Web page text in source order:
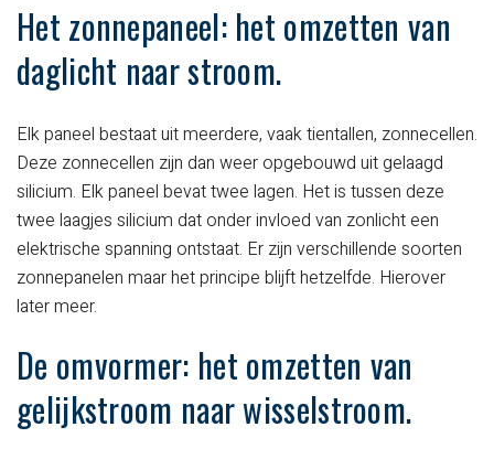
Het zonnepaneel: het omzetten van
daglicht naar stroom.
Elk paneel bestaat uit meerdere, vaak tientallen, zonnecellen.
Deze zonnecellen zijn dan weer opgebouwd uit gelaagd
silicium. Elk paneel bevat twee lagen. Het is tussen deze
twee laagjes silicium dat onder invloed van zonlicht een
elektrische spanning ontstaat. Er zijn verschillende soorten
zonnepanelen maar het principe blijft hetzelfde. Hierover
later meer.
De omvormer: het omzetten van
gelijkstroom naar wisselstroom.